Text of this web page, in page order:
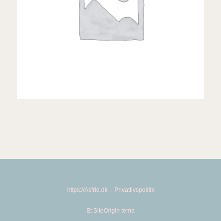
https://Asfrid.dk Privatlivspolitik
Et SiteOrigin tema